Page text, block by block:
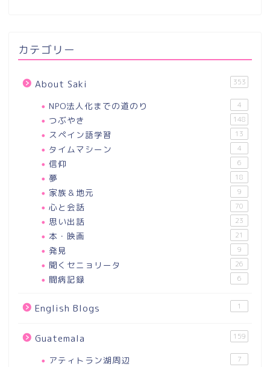
カテゴリー
About Saki 353
NPO法人化までの道のり 4
つぶやき 148
スペイン語学習 13
タイムマシーン 4
信仰 6
夢 18
家族＆地元 9
心と会話 70
思い出話 23
本・映画 21
発見 9
聞くセニョリータ 26
闘病記録 6
English Blogs 1
Guatemala 159
アティトラン湖周辺 7